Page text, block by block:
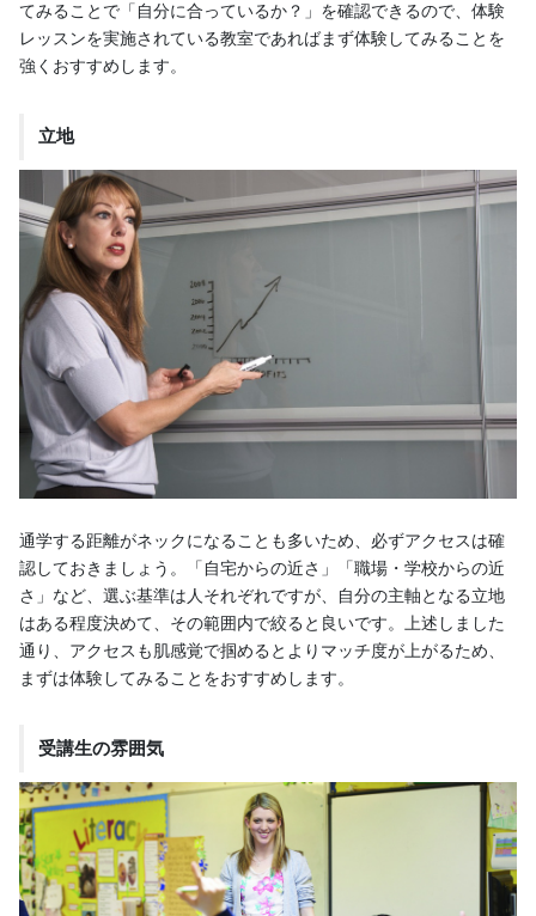
てみることで「自分に合っているか？」を確認できるので、体験
レッスンを実施されている教室であればまず体験してみることを
強くおすすめします。
立地
通学する距離がネックになることも多いため、必ずアクセスは確
認しておきましょう。「自宅からの近さ」「職場・学校からの近
さ」など、選ぶ基準は人それぞれですが、自分の主軸となる立地
はある程度決めて、その範囲内で絞ると良いです。上述しました
通り、アクセスも肌感覚で掴めるとよりマッチ度が上がるため、
まずは体験してみることをおすすめします。
受講生の雰囲気